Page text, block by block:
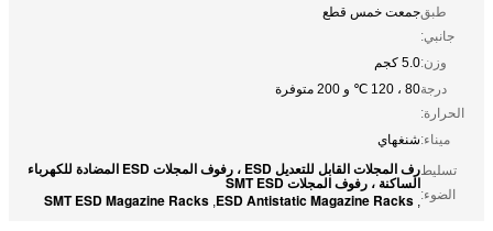
طبق
جانبي:
جمعت خمس قطع
وزن:5.0 كجم
درجة
الحرارة:
80 ، 120 ℃ و 200 متوفرة
ميناء:شنغهاي
تسليط
الضوء:
رف المجلات القابل للتعديل ESD ، رفوف المجلات ESD المضادة للكهرباء
الساكنة ، رفوف المجلات SMT ESD
,
ESD Antistatic Magazine Racks
,
SMT ESD Magazine Racks